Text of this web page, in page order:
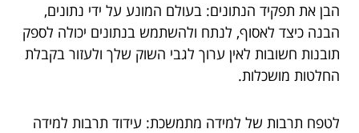
הבן את תפקיד הנתונים: בעולם המונע על ידי נתונים,
הבנה כיצד לאסוף, לנתח ולהשתמש בנתונים יכולה לספק
תובנות חשובות לאין ערוך לגבי השוק שלך ולעזור בקבלת
החלטות מושכלות.
לטפח תרבות של למידה מתמשכת: עידוד תרבות למידה